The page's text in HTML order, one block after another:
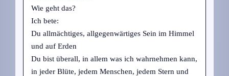
Wie geht das?
Ich bete:
Du allmächtiges, allgegenwärtiges Sein im Himmel
und auf Erden
Du bist überall, in allem was ich wahrnehmen kann,
in jeder Blüte, jedem Menschen, jedem Stern und